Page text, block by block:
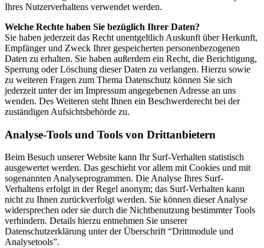
Ihres Nutzerverhaltens verwendet werden.
Welche Rechte haben Sie bezüglich Ihrer Daten?
Sie haben jederzeit das Recht unentgeltlich Auskunft über Herkunft,
Empfänger und Zweck Ihrer gespeicherten personenbezogenen
Daten zu erhalten. Sie haben außerdem ein Recht, die Berichtigung,
Sperrung oder Löschung dieser Daten zu verlangen. Hierzu sowie
zu weiteren Fragen zum Thema Datenschutz können Sie sich
jederzeit unter der im Impressum angegebenen Adresse an uns
wenden. Des Weiteren steht Ihnen ein Beschwerderecht bei der
zuständigen Aufsichtsbehörde zu.
Analyse-Tools und Tools von Drittanbietern
Beim Besuch unserer Website kann Ihr Surf-Verhalten statistisch
ausgewertet werden. Das geschieht vor allem mit Cookies und mit
sogenannten Analyseprogrammen. Die Analyse Ihres Surf-
Verhaltens erfolgt in der Regel anonym; das Surf-Verhalten kann
nicht zu Ihnen zurückverfolgt werden. Sie können dieser Analyse
widersprechen oder sie durch die Nichtbenutzung bestimmter Tools
verhindern. Details hierzu entnehmen Sie unserer
Datenschutzerklärung unter der Überschrift “Drittmodule und
Analysetools”.